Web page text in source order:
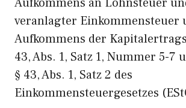
veranlagter Einkommensteuer
Aufkommens der
43, Abs. 1, Satz 1, Nummer 5-7
§ 43, Abs. 1, Satz 2 des
Einkommensteuergesetzes